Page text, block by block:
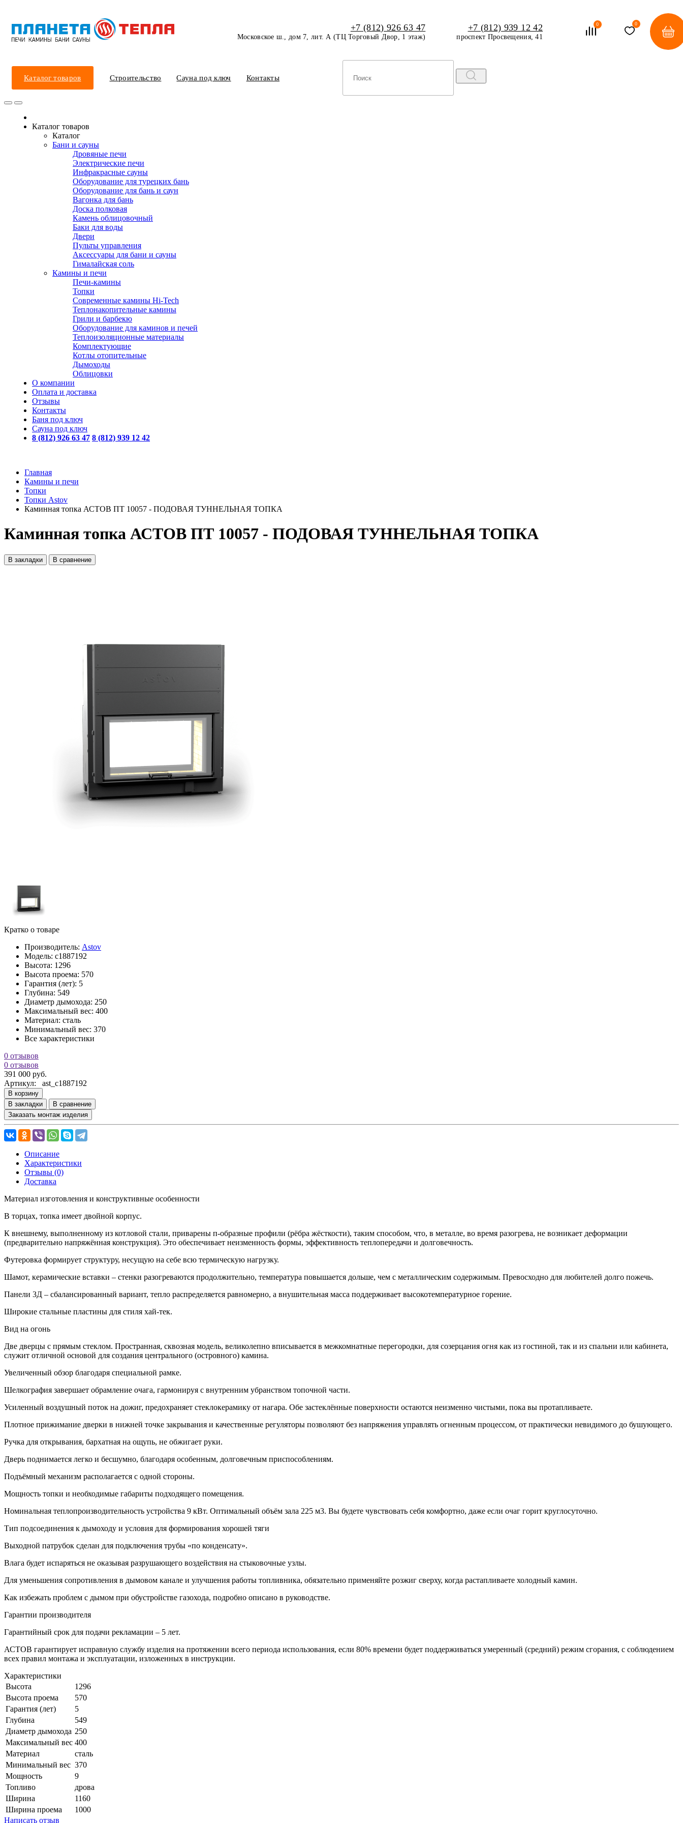
+7 (812) 926 63 47
Московское ш., дом 7, лит. А (ТЦ Торговый Двор, 1 этаж)
+7 (812) 939 12 42
проспект Просвещения, 41
0 0
Каталог товаров Строительство Сауна под ключ Контакты
Каталог товаров
Каталог
Бани и сауны
Дровяные печи
Электрические печи
Инфракрасные сауны
Оборудование для турецких бань
Оборудование для бань и саун
Вагонка для бань
Доска полковая
Камень облицовочный
Баки для воды
Двери
Пульты управления
Аксессуары для бани и сауны
Гималайская соль
Камины и печи
Печи-камины
Топки
Современные камины Hi-Tech
Теплонакопительные камины
Грили и барбекю
Оборудование для каминов и печей
Теплоизоляционные материалы
Комплектующие
Котлы отопительные
Дымоходы
Облицовки
О компании
Оплата и доставка
Отзывы
Контакты
Баня под ключ
Сауна под ключ
8 (812) 926 63 47 8 (812) 939 12 42
Главная
Камины и печи
Топки
Топки Astov
Каминная топка АСТОВ ПТ 10057 - ПОДОВАЯ ТУННЕЛЬНАЯ ТОПКА
Каминная топка АСТОВ ПТ 10057 - ПОДОВАЯ ТУННЕЛЬНАЯ ТОПКА
В закладки В сравнение
Кратко о товаре
Производитель: Astov
Модель: c1887192
Высота: 1296
Высота проема: 570
Гарантия (лет): 5
Глубина: 549
Диаметр дымохода: 250
Максимальный вес: 400
Материал: сталь
Минимальный вес: 370
Все характеристики
0 отзывов
0 отзывов
391 000 руб.
Артикул: ast_c1887192
В корзину
В закладки
В сравнение
Заказать монтаж изделия
Описание
Характеристики
Отзывы (0)
Доставка
Материал изготовления и конструктивные особенности
В торцах, топка имеет двойной корпус.
К внешнему, выполненному из котловой стали, приварены п-образные профили (рёбра жёсткости), таким способом, что, в металле, во время разогрева, не возникает деформации
(предварительно напряжённая конструкция). Это обеспечивает неизменность формы, эффективность теплопередачи и долговечность.
Футеровка формирует структуру, несущую на себе всю термическую нагрузку.
Шамот, керамические вставки – стенки разогреваются продолжительно, температура повышается дольше, чем с металлическим содержимым. Превосходно для любителей долго пожечь.
Панели 3Д – сбалансированный вариант, тепло распределяется равномерно, а внушительная масса поддерживает высокотемпературное горение.
Широкие стальные пластины для стиля хай-тек.
Вид на огонь
Две дверцы с прямым стеклом. Пространная, сквозная модель, великолепно вписывается в межкомнатные перегородки, для созерцания огня как из гостиной, так и из спальни или кабинета,
служит отличной основой для создания центрального (островного) камина.
Увеличенный обзор благодаря специальной рамке.
Шелкография завершает обрамление очага, гармонируя с внутренним убранством топочной части.
Усиленный воздушный поток на дожиг, предохраняет стеклокерамику от нагара. Обе застеклённые поверхности остаются неизменно чистыми, пока вы протапливаете.
Плотное прижимание дверки в нижней точке закрывания и качественные регуляторы позволяют без напряжения управлять огненным процессом, от практически невидимого до бушующего.
Ручка для открывания, бархатная на ощупь, не обжигает руки.
Дверь поднимается легко и бесшумно, благодаря особенным, долговечным приспособлениям.
Подъёмный механизм располагается с одной стороны.
Мощность топки и необходимые габариты подходящего помещения.
Номинальная теплопроизводительность устройства 9 кВт. Оптимальный объём зала 225 м3. Вы будете чувствовать себя комфортно, даже если очаг горит круглосуточно.
Тип подсоединения к дымоходу и условия для формирования хорошей тяги
Выходной патрубок сделан для подключения трубы «по конденсату».
Влага будет испаряться не оказывая разрушающего воздействия на стыковочные узлы.
Для уменьшения сопротивления в дымовом канале и улучшения работы топливника, обязательно применяйте розжиг сверху, когда растапливаете холодный камин.
Как избежать проблем с дымом при обустройстве газохода, подробно описано в руководстве.
Гарантии производителя
Гарантийный срок для подачи рекламации – 5 лет.
АСТОВ гарантирует исправную службу изделия на протяжении всего периода использования, если 80% времени будет поддерживаться умеренный (средний) режим сгорания, с соблюдением
всех правил монтажа и эксплуатации, изложенных в инструкции.
Характеристики
Высота
1296
Высота проема
570
Гарантия (лет)
5
Глубина
549
Диаметр дымохода 250
Максимальный вес 400
Материал
сталь
Минимальный вес 370
Мощность
9
Топливо
дрова
Ширина
1160
Ширина проема
1000
Написать отзыв